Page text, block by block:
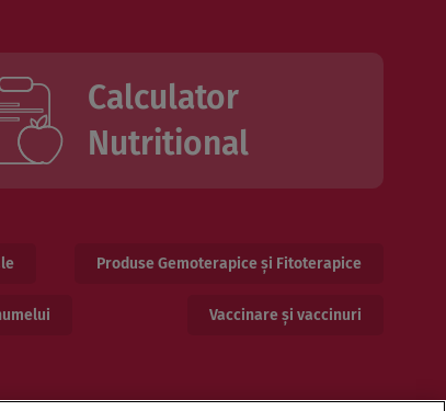
Calculator
Nutritional
Produse Gemoterapice și Fitoterapice
Vaccinare și vaccinuri